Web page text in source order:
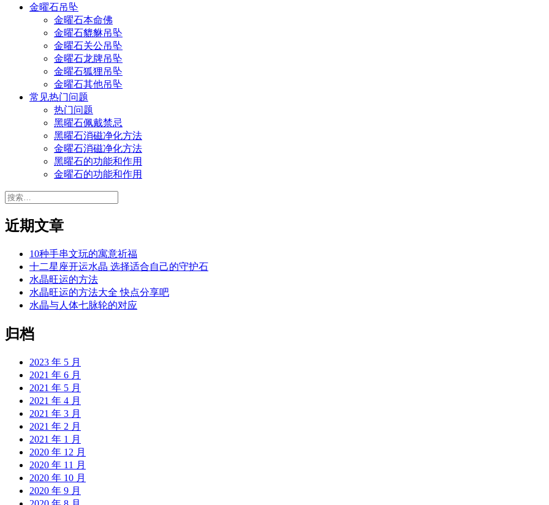
金曜石吊坠
金曜石本命佛
金曜石貔貅吊坠
金曜石关公吊坠
金曜石龙牌吊坠
金曜石狐狸吊坠
金曜石其他吊坠
常见热门问题
热门问题
黑曜石佩戴禁忌
黑曜石消磁净化方法
金曜石消磁净化方法
黑曜石的功能和作用
金曜石的功能和作用
搜
近期文章
10种手串文玩的寓意祈福
十二星座开运水晶 选择适合自己的守护石
水晶旺运的方法
水晶旺运的方法大全 快点分享吧
水晶与人体七脉轮的对应
归档
2023 年 5 月
2021 年 6 月
2021 年 5 月
2021 年 4 月
2021 年 3 月
2021 年 2 月
2021 年 1 月
2020 年 12 月
2020 年 11 月
2020 年 10 月
2020 年 9 月